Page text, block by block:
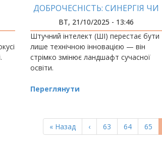
ДОБРОЧЕСНІСТЬ: СИНЕРГІЯ ЧИ
ВИКЛИК ДЛЯ ЗВО?
ВТ, 21/10/2025 - 13:46
Штучний інтелект (ШІ) перестає бути
лише технічною інновацією — він
стрімко змінює ландшафт сучасної
освіти.
Переглянути
Перша
сторінка
« Назад
Попередня
сторінка
‹ Page
63 Page
64 Page
65